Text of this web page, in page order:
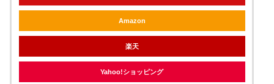
Amazon
楽天
Yahoo!ショッピング